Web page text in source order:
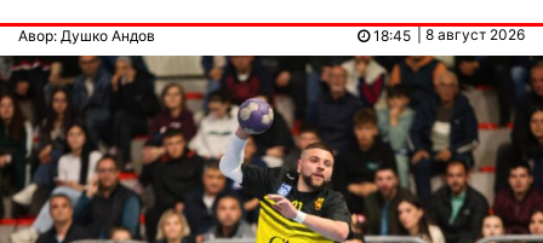
Авор: Душко Андов | 8 август 2026
18:45